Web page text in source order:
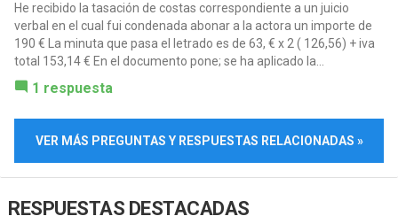
He recibido la tasación de costas correspondiente a un juicio
verbal en el cual fui condenada abonar a la actora un importe de
190 € La minuta que pasa el letrado es de 63, € x 2 ( 126,56) + iva
total 153,14 € En el documento pone; se ha aplicado la...
1 respuesta
VER MÁS PREGUNTAS Y RESPUESTAS RELACIONADAS »
RESPUESTAS DESTACADAS